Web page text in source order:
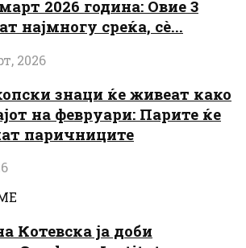
2026 година: Овие 3
најмногу среќа, сè...
2026
знаци ќе живеат како
на февруари: Парите ќе
паричниците
Котевска ја доби